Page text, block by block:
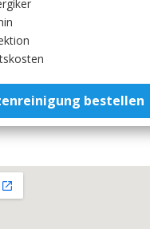
bestellen